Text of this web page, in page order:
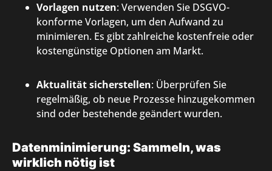
Vorlagen nutzen: Verwenden Sie DSGVO-
konforme Vorlagen, um den Aufwand zu
minimieren. Es gibt zahlreiche kostenfreie oder
kostengünstige Optionen am Markt.
Aktualität sicherstellen: Überprüfen Sie
regelmäßig, ob neue Prozesse hinzugekommen
sind oder bestehende geändert wurden.
Datenminimierung: Sammeln, was
wirklich nötig ist